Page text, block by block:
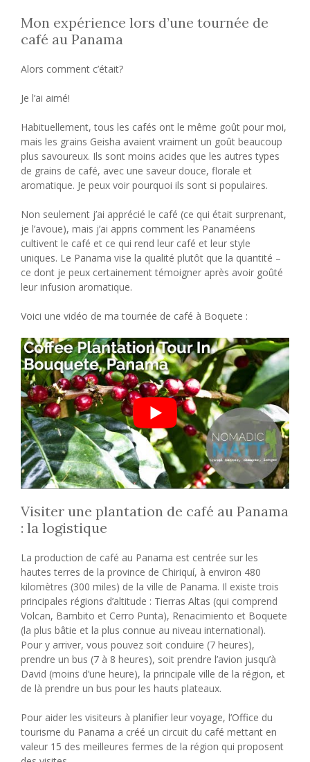
Mon expérience lors d’une tournée de
café au Panama
Alors comment c’était?
Je l’ai aimé!
Habituellement, tous les cafés ont le même goût pour moi,
mais les grains Geisha avaient vraiment un goût beaucoup
plus savoureux. Ils sont moins acides que les autres types
de grains de café, avec une saveur douce, florale et
aromatique. Je peux voir pourquoi ils sont si populaires.
Non seulement j’ai apprécié le café (ce qui était surprenant,
je l’avoue), mais j’ai appris comment les Panaméens
cultivent le café et ce qui rend leur café et leur style
uniques. Le Panama vise la qualité plutôt que la quantité –
ce dont je peux certainement témoigner après avoir goûté
leur infusion aromatique.
Voici une vidéo de ma tournée de café à Boquete :
Visiter une plantation de café au Panama
: la logistique
La production de café au Panama est centrée sur les
hautes terres de la province de Chiriquí, à environ 480
kilomètres (300 miles) de la ville de Panama. Il existe trois
principales régions d’altitude : Tierras Altas (qui comprend
Volcan, Bambito et Cerro Punta), Renacimiento et Boquete
(la plus bâtie et la plus connue au niveau international).
Pour y arriver, vous pouvez soit conduire (7 heures),
prendre un bus (7 à 8 heures), soit prendre l’avion jusqu’à
David (moins d’une heure), la principale ville de la région, et
de là prendre un bus pour les hauts plateaux.
Pour aider les visiteurs à planifier leur voyage, l’Office du
tourisme du Panama a créé un circuit du café mettant en
valeur 15 des meilleures fermes de la région qui proposent